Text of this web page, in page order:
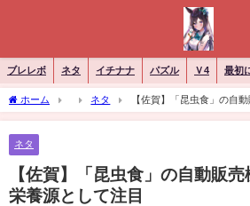
ブレレボ ネタ イチナナ パズル Ｖ4 最初
ホーム ネタ
【佐賀】「昆虫食」の自
して注目
ネタ
【佐賀】「昆虫食」の自動販
栄養源として注目